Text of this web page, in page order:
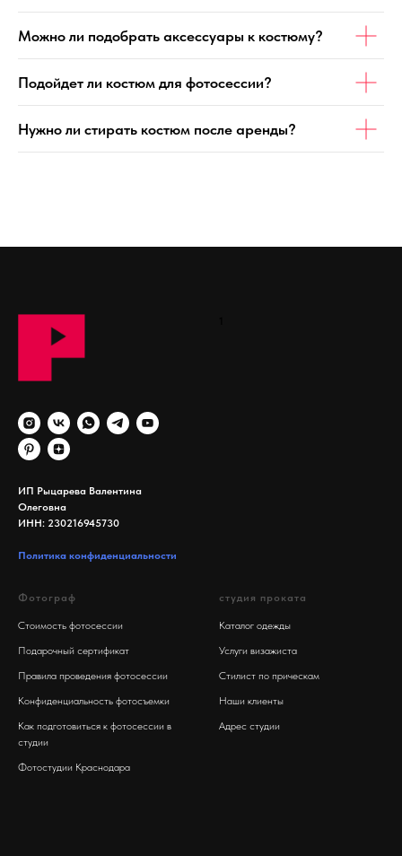
Можно ли подобрать аксессуары к костюму?
Подойдет ли костюм для фотосессии?
Нужно ли стирать костюм после аренды?
ИП Рыцарева Валентина
Олеговна
ИНН: 230216945730
Политика конфиденциальности
Фотограф
Стоимость фотосессии
Подарочный сертификат
Правила проведения фотосессии
Конфиденциальность фотосъемки
Как подготовиться к фотосессии в
студии
Фотостудии Краснодара
студия проката
Каталог одежды
Услуги визажиста
Стилист по прическам
Наши клиенты
Адрес студии